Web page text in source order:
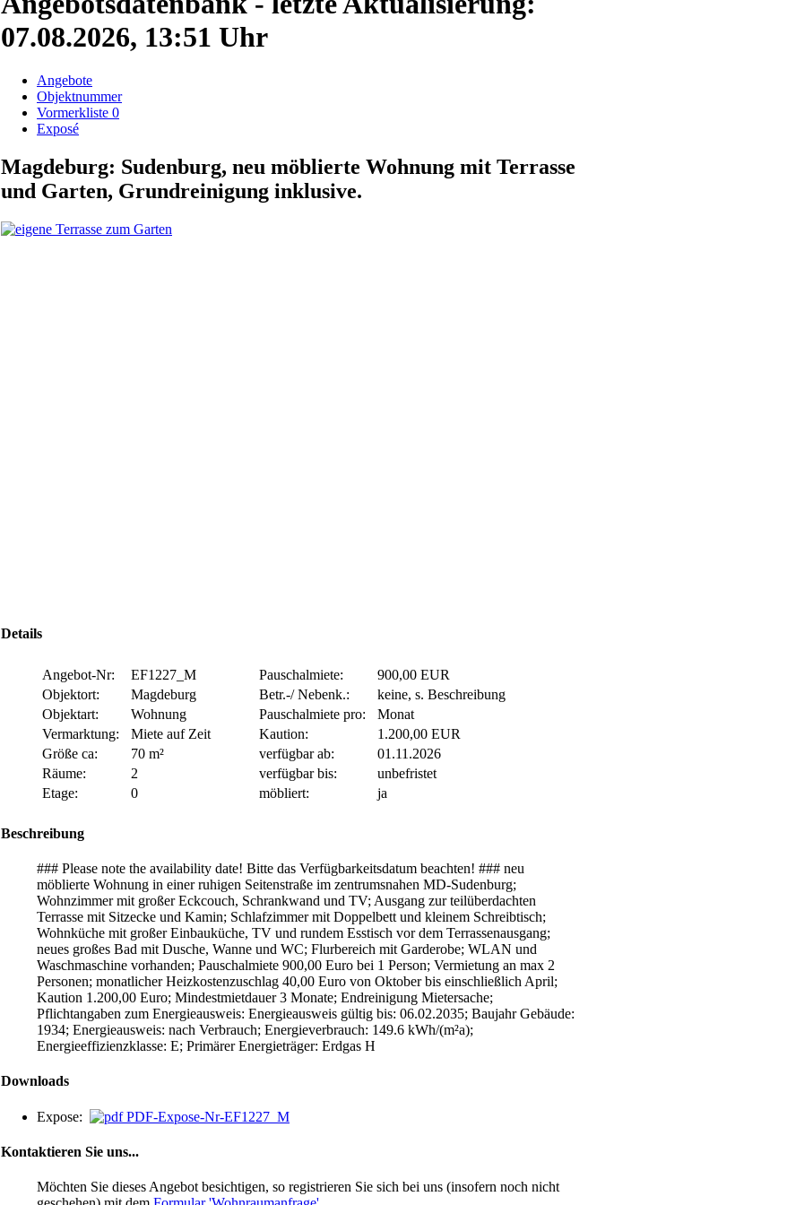
07.08.2026, 13:51 Uhr
Angebote
Objektnummer
Vormerkliste 0
Exposé
Magdeburg: Sudenburg, neu möblierte Wohnung mit Terrasse
und Garten, Grundreinigung inklusive.
Details
Angebot-Nr:
EF1227_M
Objektort:
Magdeburg
Objektart:
Wohnung
Vermarktung:
Miete auf Zeit
Größe ca:
70 m²
Räume:
2
Etage:
0
Pauschalmiete:
900,00 EUR
Betr.-/ Nebenk.:
keine, s. Beschreibung
Pauschalmiete pro:
Monat
Kaution:
1.200,00 EUR
verfügbar ab:
01.11.2026
verfügbar bis:
unbefristet
möbliert:
ja
Beschreibung
### Please note the availability date! Bitte das Verfügbarkeitsdatum beachten! ### neu
möblierte Wohnung in einer ruhigen Seitenstraße im zentrumsnahen MD-Sudenburg;
Wohnzimmer mit großer Eckcouch, Schrankwand und TV; Ausgang zur teilüberdachten
Terrasse mit Sitzecke und Kamin; Schlafzimmer mit Doppelbett und kleinem Schreibtisch;
Wohnküche mit großer Einbauküche, TV und rundem Esstisch vor dem Terrassenausgang;
neues großes Bad mit Dusche, Wanne und WC; Flurbereich mit Garderobe; WLAN und
Waschmaschine vorhanden; Pauschalmiete 900,00 Euro bei 1 Person; Vermietung an max 2
Personen; monatlicher Heizkostenzuschlag 40,00 Euro von Oktober bis einschließlich April;
Kaution 1.200,00 Euro; Mindestmietdauer 3 Monate; Endreinigung Mietersache;
Pflichtangaben zum Energieausweis: Energieausweis gültig bis: 06.02.2035; Baujahr Gebäude:
1934; Energieausweis: nach Verbrauch; Energieverbrauch: 149.6 kWh/(m²a);
Energieeffizienzklasse: E; Primärer Energieträger: Erdgas H
Downloads
Expose: PDF-Expose-Nr-EF1227_M
Kontaktieren Sie uns...
Möchten Sie dieses Angebot besichtigen, so registrieren Sie sich bei uns (insofern noch nicht